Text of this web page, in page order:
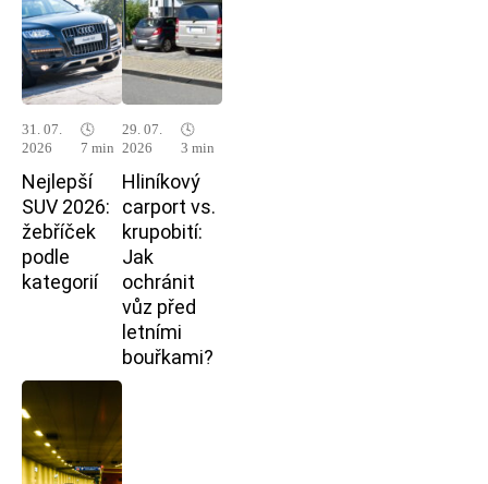
31. 07.
2026
🕓
7 min
Nejlepší
SUV 2026:
žebříček
podle
kategorií
29. 07.
2026
🕓
3 min
Hliníkový
carport vs.
krupobití:
Jak
ochránit
vůz před
letními
bouřkami?